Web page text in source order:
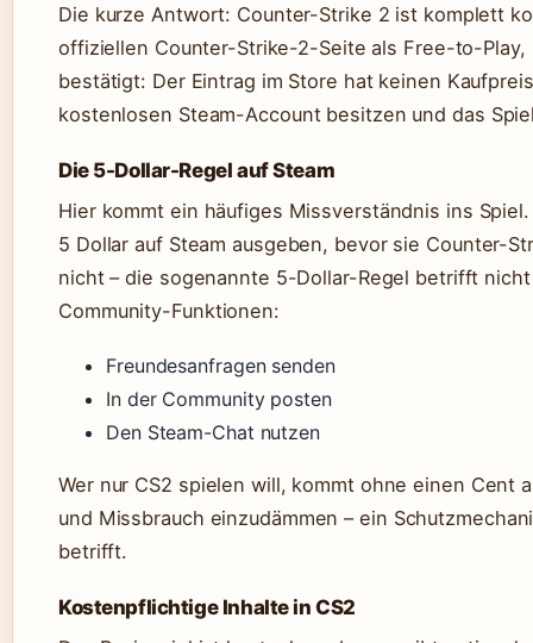
Die kurze Antwort: Counter-Strike 2 ist komplett
offiziellen Counter-Strike-2-Seite als Free-to-
bestätigt: Der Eintrag im Store hat keinen
kostenlosen Steam-Account besitzen und das
Die 5-Dollar-Regel auf Steam
Hier kommt ein häufiges Missverständnis ins
5 Dollar auf Steam ausgeben, bevor sie Counter-
nicht – die sogenannte 5-Dollar-Regel betrifft
Community-Funktionen:
Freundesanfragen senden
In der Community posten
Den Steam-Chat nutzen
Wer nur CS2 spielen will, kommt ohne einen Cent
und Missbrauch einzudämmen – ein
betrifft.
Kostenpflichtige Inhalte in CS2